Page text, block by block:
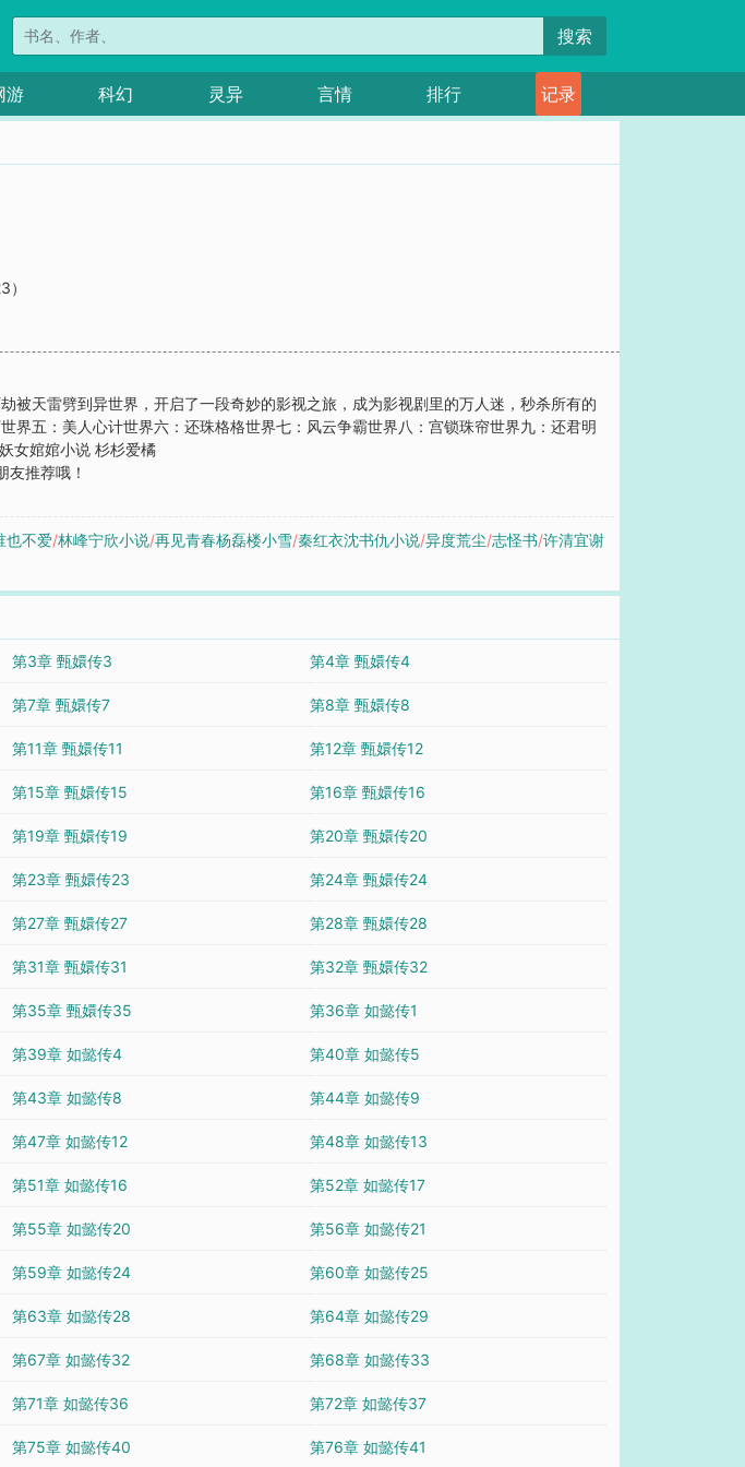
搜索
游 科幻 灵异 言情 排行 记录
天雷劈到异世界，开启了一段奇妙的影视之旅，成为影视剧里的万人迷，秒杀所有的
五：美人心计世界六：还珠格格世界七：风云争霸世界八：宫锁珠帘世界九：还君明
女婠婠小说 杉杉爱橘
友推荐哦！
也不爱/林峰宁欣小说/再见青春杨磊楼小雪/秦红衣沈书仇小说/异度荒尘/志怪书/许清宜谢
第3章 甄嬛传3 第4章 甄嬛传4
第7章 甄嬛传7 第8章 甄嬛传8
第11章 甄嬛传11 第12章 甄嬛传12
第15章 甄嬛传15 第16章 甄嬛传16
第19章 甄嬛传19 第20章 甄嬛传20
第23章 甄嬛传23 第24章 甄嬛传24
第27章 甄嬛传27 第28章 甄嬛传28
第31章 甄嬛传31 第32章 甄嬛传32
第35章 甄嬛传35 第36章 如懿传1
第39章 如懿传4 第40章 如懿传5
第43章 如懿传8 第44章 如懿传9
第47章 如懿传12 第48章 如懿传13
第51章 如懿传16 第52章 如懿传17
第55章 如懿传20 第56章 如懿传21
第59章 如懿传24 第60章 如懿传25
第63章 如懿传28 第64章 如懿传29
第67章 如懿传32 第68章 如懿传33
第71章 如懿传36 第72章 如懿传37
第75章 如懿传40 第76章 如懿传41